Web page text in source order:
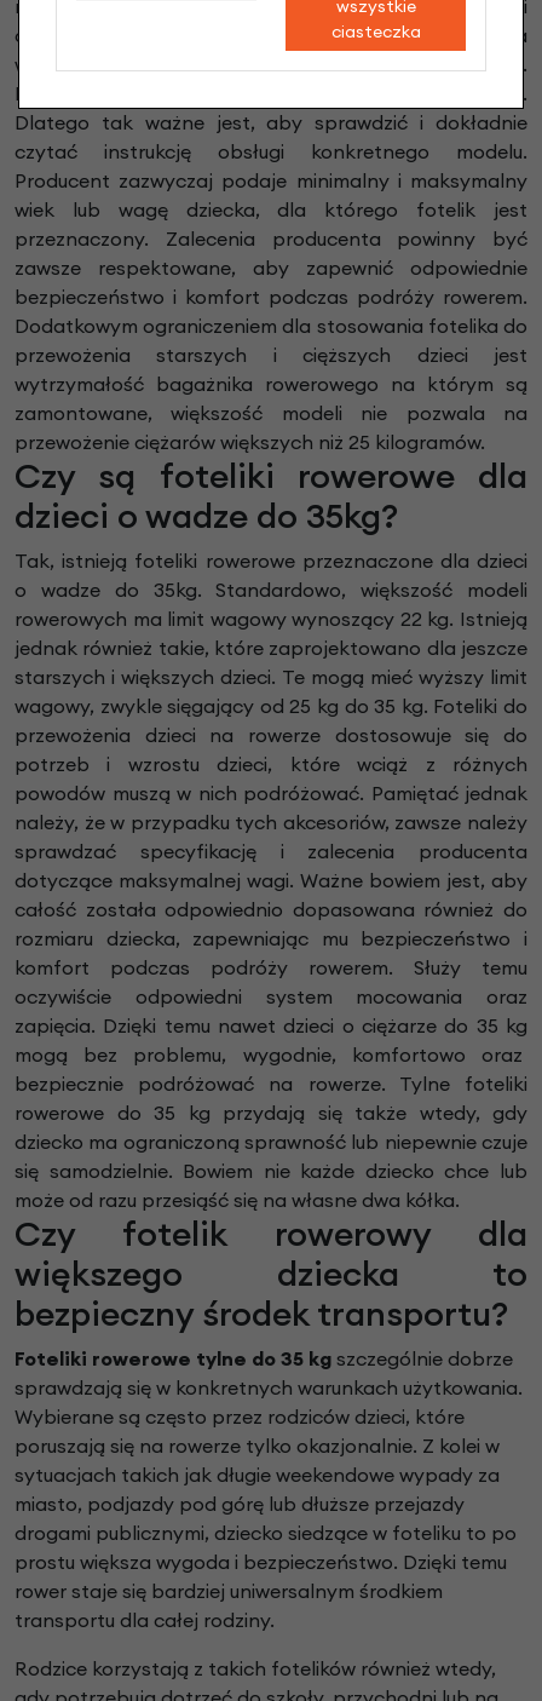
również wziąć pod uwagę rozwój fizyczny i umiejętności
dziecka, takie jak stabilność, zdolność do utrzymania
właściwej pozycji podczas jazdy oraz siła mięśniowa.
Najważniejsze jest bowiem bezpieczeństwo dziecka.
Dlatego tak ważne jest, aby sprawdzić i dokładnie
czytać instrukcję obsługi konkretnego modelu.
Producent zazwyczaj podaje minimalny i maksymalny
wiek lub wagę dziecka, dla którego fotelik jest
przeznaczony. Zalecenia producenta powinny być
zawsze respektowane, aby zapewnić odpowiednie
bezpieczeństwo i komfort podczas podróży rowerem.
Dodatkowym ograniczeniem dla stosowania fotelika do
przewożenia starszych i cięższych dzieci jest
wytrzymałość bagażnika rowerowego na którym są
zamontowane, większość modeli nie pozwala na
przewożenie ciężarów większych niż 25 kilogramów.
Czy są foteliki rowerowe dla
dzieci o wadze do 35kg?
Tak, istnieją foteliki rowerowe przeznaczone dla dzieci
o wadze do 35kg. Standardowo, większość modeli
rowerowych ma limit wagowy wynoszący 22 kg. Istnieją
jednak również takie, które zaprojektowano dla jeszcze
starszych i większych dzieci. Te mogą mieć wyższy limit
wagowy, zwykle sięgający od 25 kg do 35 kg. Foteliki do
przewożenia dzieci na rowerze dostosowuje się do
potrzeb i wzrostu dzieci, które wciąż z różnych
powodów muszą w nich podróżować. Pamiętać jednak
należy, że w przypadku tych akcesoriów, zawsze należy
sprawdzać specyfikację i zalecenia producenta
dotyczące maksymalnej wagi. Ważne bowiem jest, aby
całość została odpowiednio dopasowana również do
rozmiaru dziecka, zapewniając mu bezpieczeństwo i
komfort podczas podróży rowerem. Służy temu
oczywiście odpowiedni system mocowania oraz
zapięcia. Dzięki temu nawet dzieci o ciężarze do 35 kg
mogą bez problemu, wygodnie, komfortowo oraz
bezpiecznie podróżować na rowerze. Tylne foteliki
rowerowe do 35 kg przydają się także wtedy, gdy
dziecko ma ograniczoną sprawność lub niepewnie czuje
się samodzielnie. Bowiem nie każde dziecko chce lub
może od razu przesiąść się na własne dwa kółka.
Czy fotelik rowerowy dla
większego dziecka to
bezpieczny środek transportu?
Foteliki rowerowe tylne do 35 kg szczególnie dobrze
sprawdzają się w konkretnych warunkach użytkowania.
Wybierane są często przez rodziców dzieci, które
poruszają się na rowerze tylko okazjonalnie. Z kolei w
sytuacjach takich jak długie weekendowe wypady za
miasto, podjazdy pod górę lub dłuższe przejazdy
drogami publicznymi, dziecko siedzące w foteliku to po
prostu większa wygoda i bezpieczeństwo. Dzięki temu
rower staje się bardziej uniwersalnym środkiem
transportu dla całej rodziny.
Rodzice korzystają z takich fotelików również wtedy,
wszystkie
ciasteczka